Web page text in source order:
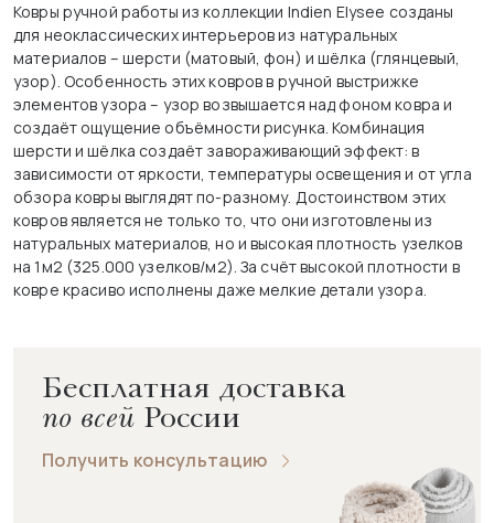
Ковры ручной работы из коллекции Indien Elysee созданы
для неоклассических интерьеров из натуральных
материалов – шерсти (матовый, фон) и шёлка (глянцевый,
узор). Особенность этих ковров в ручной выстрижке
элементов узора – узор возвышается над фоном ковра и
создаёт ощущение объёмности рисунка. Комбинация
шерсти и шёлка создаёт завораживающий эффект: в
зависимости от яркости, температуры освещения и от угла
обзора ковры выглядят по-разному. Достоинством этих
ковров является не только то, что они изготовлены из
натуральных материалов, но и высокая плотность узелков
на 1м2 (325.000 узелков/м2). За счёт высокой плотности в
ковре красиво исполнены даже мелкие детали узора.
Бесплатная доставка
по всей России
Получить консультацию